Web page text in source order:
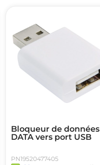
Bloqueur de données
DATA vers port USB
PN19520477405